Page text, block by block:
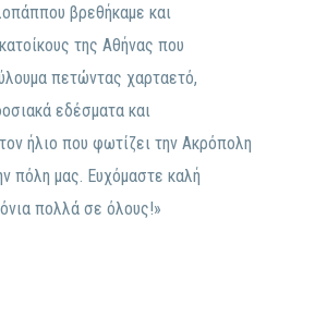
βρεθήκαμε και
της Αθήνας που
πετώντας χαρταετό,
εδέσματα και
ήλιο που φωτίζει την Ακρόπολη
πόλη μας. Ευχόμαστε καλή
πολλά σε όλους!»